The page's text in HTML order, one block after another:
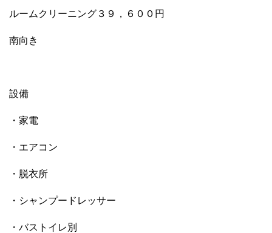
ルームクリーニング３９，６００円
南向き
設備
・家電
・エアコン
・脱衣所
・シャンプードレッサー
・バストイレ別